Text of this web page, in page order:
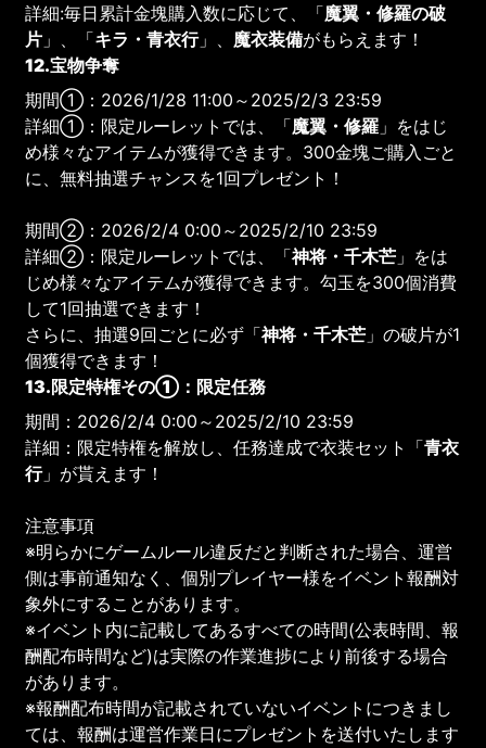
詳細:毎日累計金塊購入数に応じて、「魔翼・修羅の破
片 」、「キラ・青衣行」、 魔衣装備がもらえます！
12.宝物争奪
期間①：2026/1/28 11:00～2025/2/3 23:59
詳細①：限定ルーレットでは、「魔翼・修羅 」をはじ
め様々なアイテムが獲得できます。300金塊ご購入ごと
に、無料抽選チャンスを1回プレゼント！
期間②：2026/2/4 0:00～2025/2/10 23:59
詳細②：限定ルーレットでは、「神将・千木芒 」をは
じめ様々なアイテムが獲得できます。勾玉を300個消費
して1回抽選できます！
さらに、抽選9回ごとに必ず「神将・千木芒 」の破片が1
個獲得できます！
13.限定特権その①：限定任務
期間：2026/2/4 0:00～2025/2/10 23:59
詳細：限定特権を解放し、任務達成で衣装セット「青衣
行」が貰えます！
注意事項
※明らかにゲームルール違反だと判断された場合、運営
側は事前通知なく、個別プレイヤー様をイベント報酬対
象外にすることがあります。
※イベント内に記載してあるすべての時間(公表時間、報
酬配布時間など)は実際の作業進捗により前後する場合
があります。
※報酬配布時間が記載されていないイベントにつきまし
ては、報酬は運営作業日にプレゼントを送付いたします